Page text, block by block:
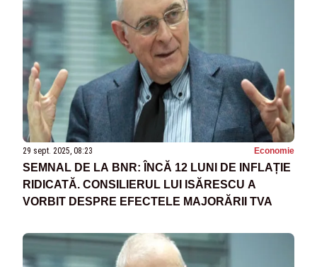
29 sept. 2025, 08:23 Economie
SEMNAL DE LA BNR: ÎNCĂ 12 LUNI DE INFLAȚIE
RIDICATĂ. CONSILIERUL LUI ISĂRESCU A
VORBIT DESPRE EFECTELE MAJORĂRII TVA